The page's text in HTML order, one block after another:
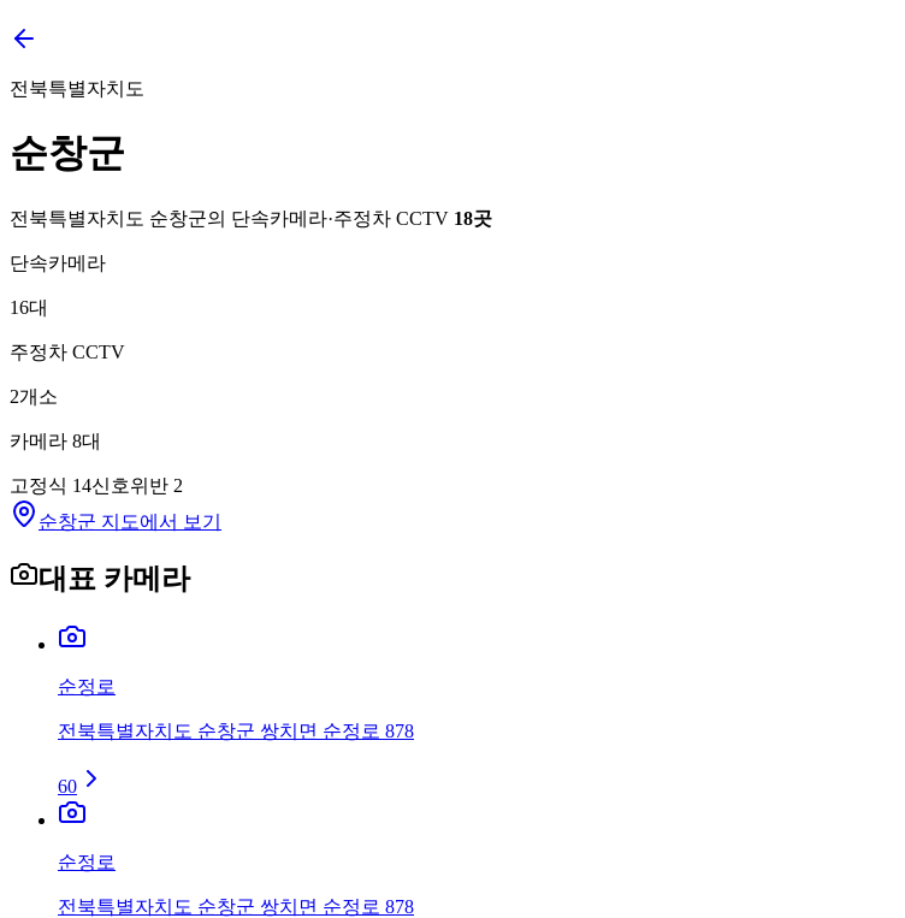
전북특별자치도
순창군
전북특별자치도 순창군의 단속카메라·주정차 CCTV 18곳
단속카메라
16대
주정차 CCTV
2개소
카메라 8대
고정식 14신호위반 2
순창군 지도에서 보기
대표 카메라
순정로
전북특별자치도 순창군 쌍치면 순정로 878
60
순정로
전북특별자치도 순창군 쌍치면 순정로 878